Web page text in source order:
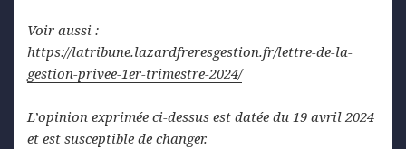
Voir aussi :
https://latribune.lazardfreresgestion.fr/lettre-de-la-
gestion-privee-1er-trimestre-2024/
L’opinion exprimée ci-dessus est datée du 19 avril 2024
et est susceptible de changer.